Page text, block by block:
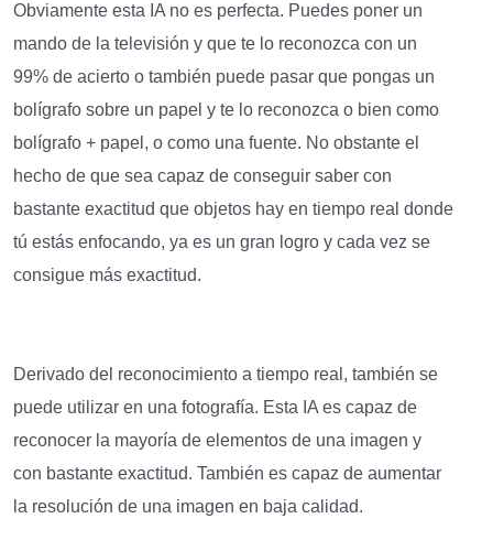
Obviamente esta IA no es perfecta. Puedes poner un
mando de la televisión y que te lo reconozca con un
99% de acierto o también puede pasar que pongas un
bolígrafo sobre un papel y te lo reconozca o bien como
bolígrafo + papel, o como una fuente. No obstante el
hecho de que sea capaz de conseguir saber con
bastante exactitud que objetos hay en tiempo real donde
tú estás enfocando, ya es un gran logro y cada vez se
consigue más exactitud.
Derivado del reconocimiento a tiempo real, también se
puede utilizar en una fotografía. Esta IA es capaz de
reconocer la mayoría de elementos de una imagen y
con bastante exactitud. También es capaz de aumentar
la resolución de una imagen en baja calidad.